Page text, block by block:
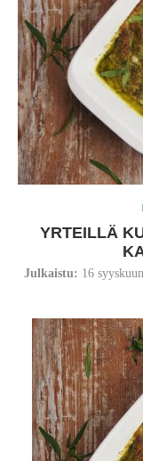
YRTEILLÄ
Julkaistu: 16